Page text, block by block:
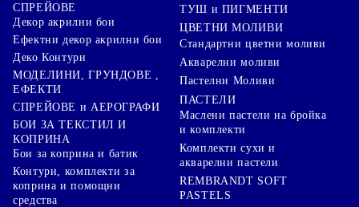
СПРЕЙОВЕ
Декор акрилни бои
Ефектни декор акрилни бои
Деко Контури
МОДЕЛИНИ, ГРУНДОВЕ ,
ЕФЕКТИ
СПРЕЙОВЕ и АЕРОГРАФИ
БОИ ЗА ТЕКСТИЛ И
КОПРИНА
Бои за коприна и батик
Контури, комплекти за
коприна и помощни
средства
ТУШ и ПИГМЕНТИ
ЦВЕТНИ МОЛИВИ
Стандартни цветни моливи
Акварелни моливи
Пастелни Моливи
ПАСТЕЛИ
Маслени пастели на бройка
и комплекти
Комплекти сухи и
акварелни пастели
REMBRANDT SOFT
PASTELS